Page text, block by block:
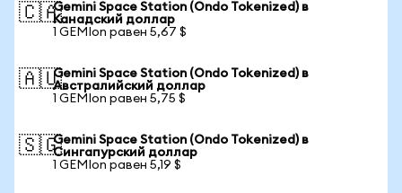
🇨🇦Gemini Space Station (Ondo Tokenized) в
Канадский доллар
1 GEMIon равен 5,67 $
🇦🇺Gemini Space Station (Ondo Tokenized) в
Австралийский доллар
1 GEMIon равен 5,75 $
🇸🇬Gemini Space Station (Ondo Tokenized) в
Сингапурский доллар
1 GEMIon равен 5,19 $